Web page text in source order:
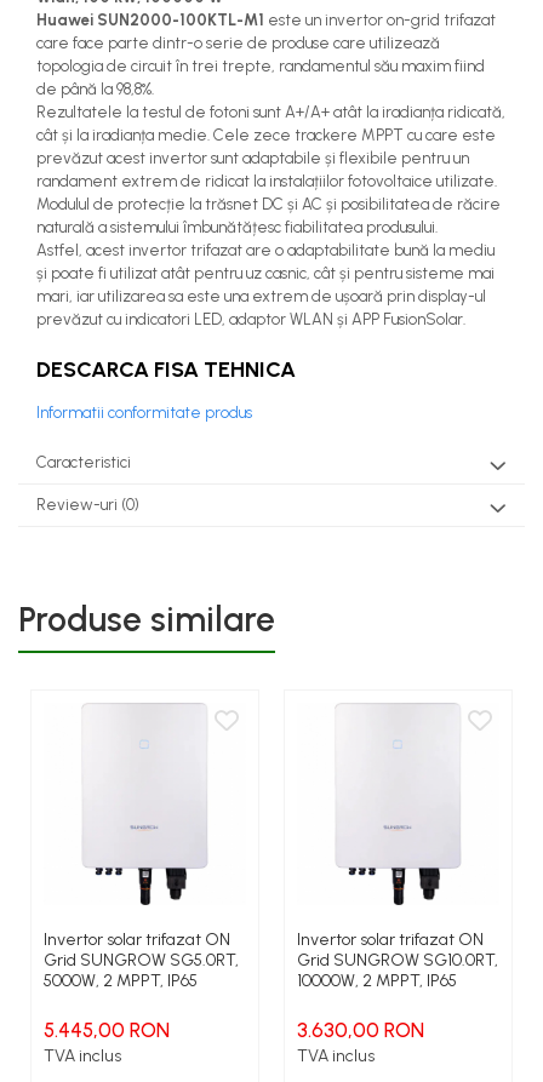
Huawei SUN2000-100KTL-M1 este un invertor on-grid trifazat
care face parte dintr-o serie de produse care utilizează
topologia de circuit în trei trepte, randamentul său maxim fiind
de până la 98,8%.
Rezultatele la testul de fotoni sunt A+/A+ atât la iradianța ridicată,
cât și la iradianța medie. Cele zece trackere MPPT cu care este
prevăzut acest invertor sunt adaptabile și flexibile pentru un
randament extrem de ridicat la instalațiilor fotovoltaice utilizate.
Modulul de protecție la trăsnet DC și AC și posibilitatea de răcire
naturală a sistemului îmbunătățesc fiabilitatea produsului.
Astfel, acest invertor trifazat are o adaptabilitate bună la mediu
și poate fi utilizat atât pentru uz casnic, cât și pentru sisteme mai
mari, iar utilizarea sa este una extrem de ușoară prin display-ul
prevăzut cu indicatori LED, adaptor WLAN și APP FusionSolar.
DESCARCA FISA TEHNICA
Informatii conformitate produs
Caracteristici
Review-uri (0)
Produse similare
Invertor solar trifazat ON
Grid SUNGROW SG5.0RT,
5000W, 2 MPPT, IP65
5.445,00 RON
TVA inclus
Invertor solar trifazat ON
Grid SUNGROW SG10.0RT,
10000W, 2 MPPT, IP65
3.630,00 RON
TVA inclus